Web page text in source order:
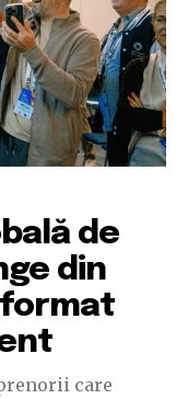
de
din
format
care